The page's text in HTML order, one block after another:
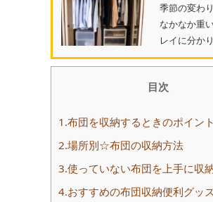
季節の変わ
なかなか重
レイに分か
目次
1.布団を収納するときのポイント
2.場所別☆布団の収納方法
3.使っていない布団を上手に収
4.おすすめの布団収納便利グッ